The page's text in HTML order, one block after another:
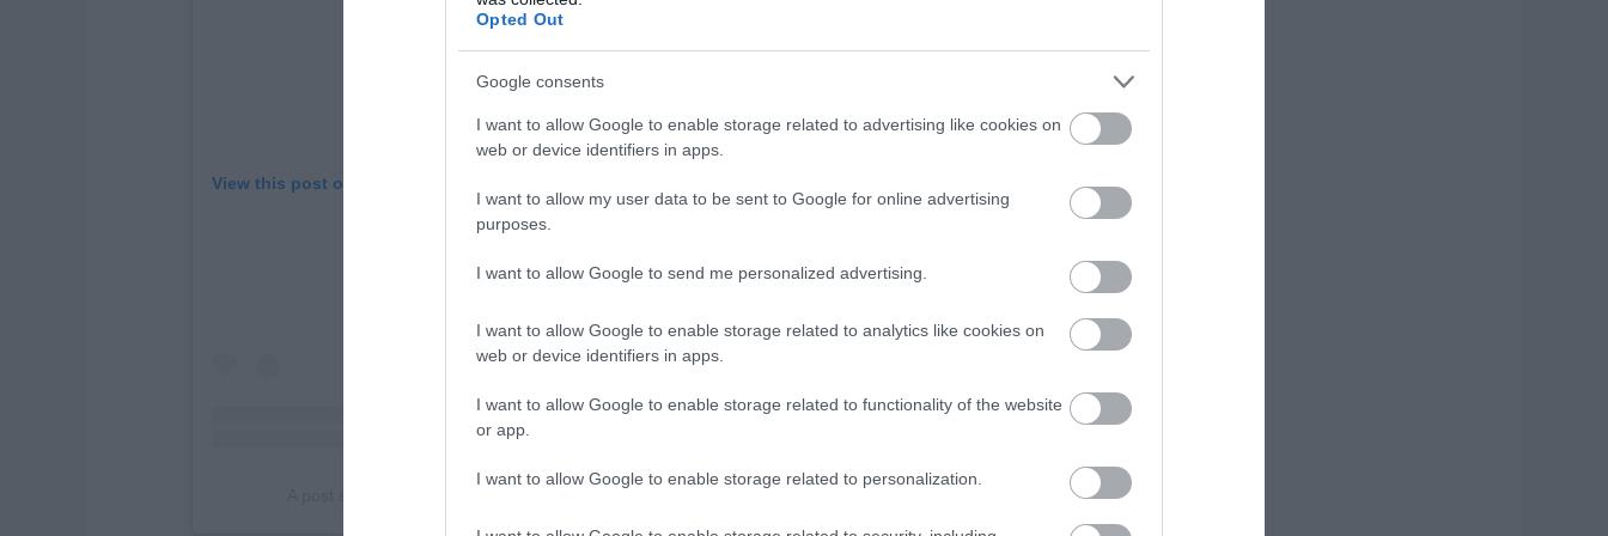
Opted Out
Google consents
I want to allow Google to enable storage related to advertising like cookies on
web or device identifiers in apps.
I want to allow my user data to be sent to Google for online advertising
purposes.
I want to allow Google to send me personalized advertising.
I want to allow Google to enable storage related to analytics like cookies on
web or device identifiers in apps.
I want to allow Google to enable storage related to functionality of the website
or app.
I want to allow Google to enable storage related to personalization.
View this post on Instagram
επιστρέφει στην
09.08.2026 | 11:20
Συγκινεί Ενορία
στην Εύβοια!
οικογένειες για τον
Δεκαπενταύγουστο!
09.08.2026 | 11:00